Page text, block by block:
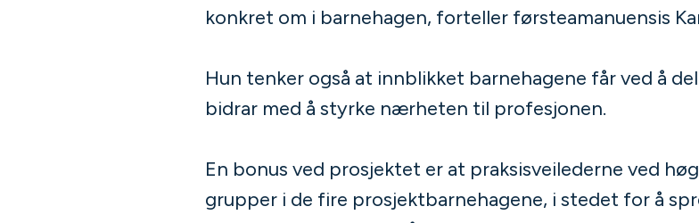
konkret om i barnehagen, forteller førsteamanuensis
Hun tenker også at innblikket barnehagene får ved å
bidrar med å styrke nærheten til profesjonen.
En bonus ved prosjektet er at praksisveilederne ved
grupper i de fire prosjektbarnehagene, i stedet for å